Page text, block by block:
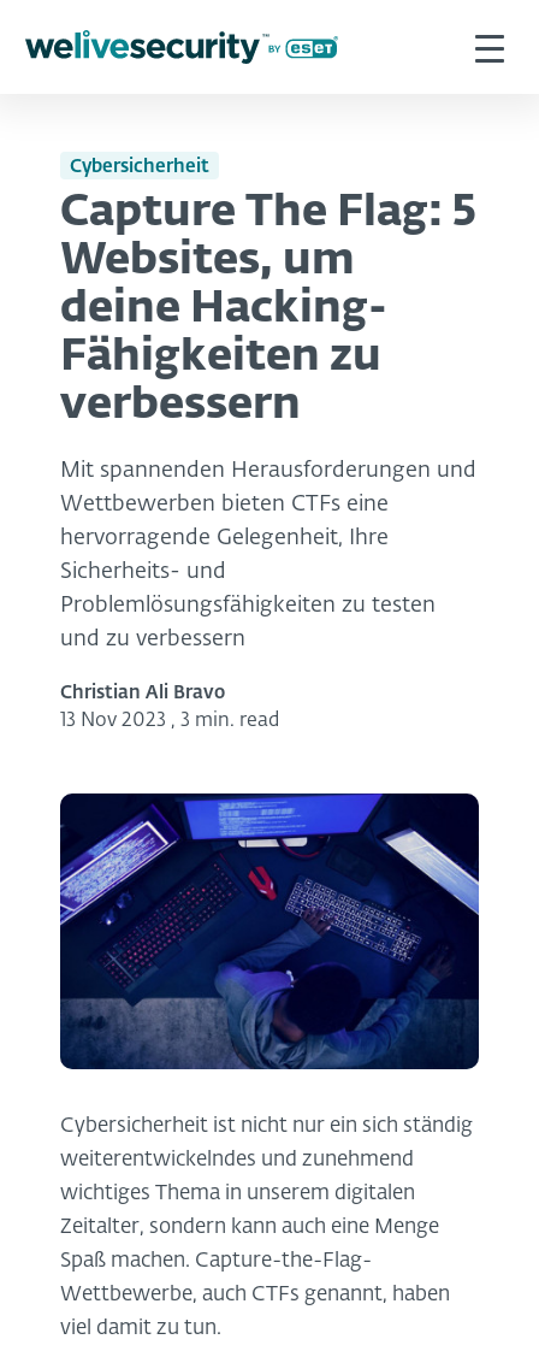
Cybersicherheit
Capture The Flag: 5
Websites, um
deine Hacking-
Fähigkeiten zu
verbessern
Mit spannenden Herausforderungen und
Wettbewerben bieten CTFs eine
hervorragende Gelegenheit, Ihre
Sicherheits- und
Problemlösungsfähigkeiten zu testen
und zu verbessern
Christian Ali Bravo
13 Nov 2023 , 3 min. read
Cybersicherheit ist nicht nur ein sich ständig
weiterentwickelndes und zunehmend
wichtiges Thema in unserem digitalen
Zeitalter, sondern kann auch eine Menge
Spaß machen. Capture-the-Flag-
Wettbewerbe, auch CTFs genannt, haben
viel damit zu tun.